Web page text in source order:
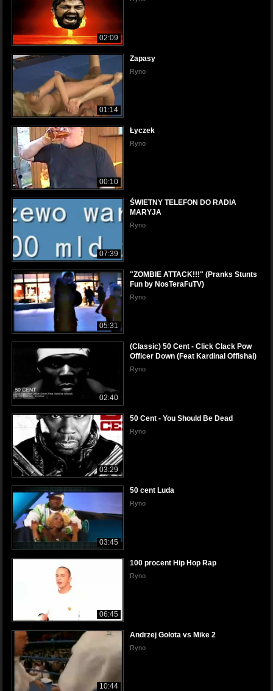
02:09
01:14
Zapasy
Ryno
00:10
Łyczek
Ryno
07:39
ŚWIETNY TELEFON DO RADIA
MARYJA
Ryno
05:31
"ZOMBIE ATTACK!!!" (Pranks Stunts
Fun by NosTeraFuTV)
Ryno
02:40
(Classic) 50 Cent - Click Clack Pow
Officer Down (Feat Kardinal Offishal)
Ryno
03:29
50 Cent - You Should Be Dead
Ryno
03:45
50 cent Luda
Ryno
06:45
100 procent Hip Hop Rap
Ryno
10:44
Andrzej Gołota vs Mike 2
Ryno